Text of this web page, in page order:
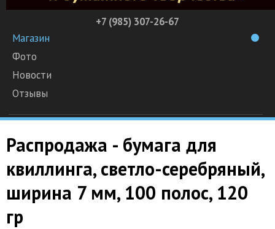
+7 (985) 307-26-67
Магазин
Фото
Новости
Отзывы
Распродажа - бумага для
квиллинга, светло-серебряный,
ширина 7 мм, 100 полос, 120
гр